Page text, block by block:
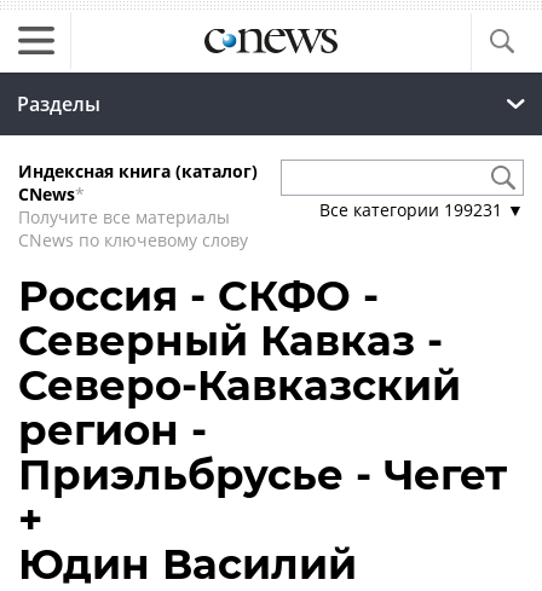
Разделы
Индексная книга (каталог)
CNews*
Получите все материалы
CNews по ключевому слову
Все категории 199231 ▼
Россия - СКФО -
Северный Кавказ -
Северо-Кавказский
регион -
Приэльбрусье - Чегет
+
Юдин Василий